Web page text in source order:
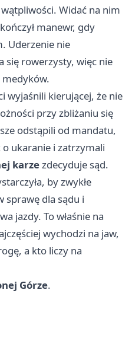
Widać na nim
manewr, gdy
Uderzenie nie
się rowerzysty, więc nie
medyków.
wyjaśnili kierującej, że nie
przy zbliżaniu się
odstąpili od mandatu,
ukaranie i zatrzymali
karzezdecyduje sąd.
by zwykłe
sprawę dla sądu i
jazdy. To właśnie na
wychodzi na jaw,
a kto liczy na
Górze.